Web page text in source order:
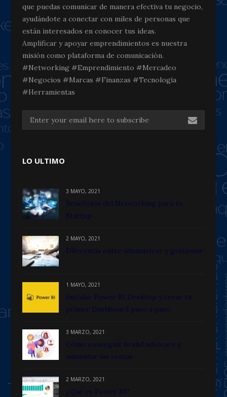
que puedas comunicar de manera efectiva tu negocio,
ayudándote a conectar con miles de personas que
están interesados en conocer tus ideas.
Amplificar y apoyar emprendimientos es nuestra
misión como plataforma de comunicación.
#Networking #Emprendimiento #Mercadeo
#Negocios #Marcas #Finanzas #Tecnología
#Herramientas
LO ULTIMO
3 MAYO, 2021
Beneficios del Networking para tu
Startup
2 MAYO, 2021
Diferencia entre administrar y gestionar
1 MAYO, 2021
Instalar Power BI Desktop y crear tu
primer Dashboard paso a paso
3 MARZO, 2021
Cómo conseguir brand advocacy y
aumentar las ventas
2 MARZO, 2021
¿Qué es Power BI?